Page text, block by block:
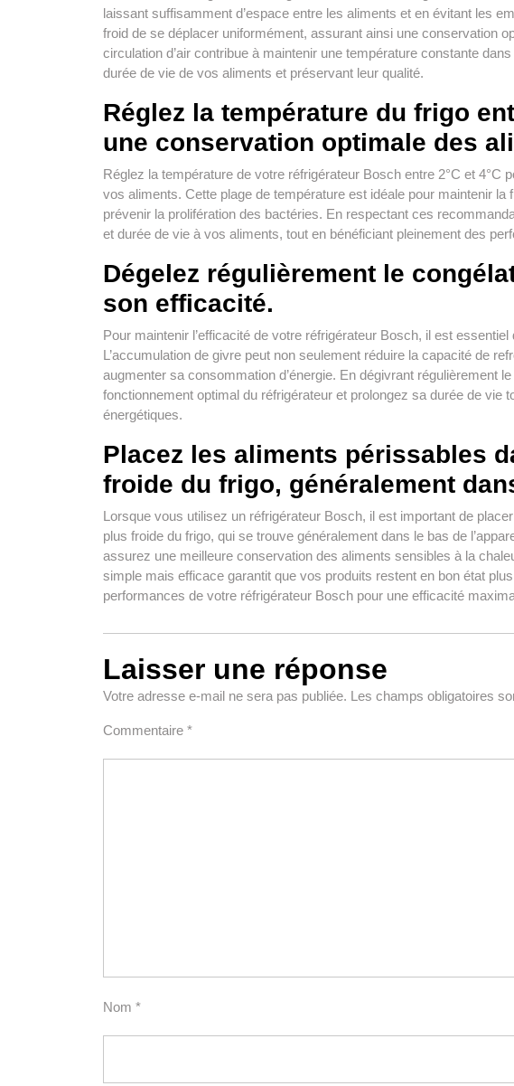
laissant suffisamment d’espace entre les aliments et en évitant les
froid de se déplacer uniformément, assurant ainsi une conservation
circulation d’air contribue à maintenir une température constante
durée de vie de vos aliments et préservant leur qualité.
Réglez la température du frigo
une conservation optimale des
Réglez la température de votre réfrigérateur Bosch entre 2°C et 4°C
vos aliments. Cette plage de température est idéale pour maintenir
prévenir la prolifération des bactéries. En respectant ces
et durée de vie à vos aliments, tout en bénéficiant pleinement des
Dégelez régulièrement le
son efficacité.
Pour maintenir l’efficacité de votre réfrigérateur Bosch, il est
L’accumulation de givre peut non seulement réduire la capacité de
augmenter sa consommation d’énergie. En dégivrant régulièrement
fonctionnement optimal du réfrigérateur et prolongez sa durée de vie
énergétiques.
Placez les aliments périssables
froide du frigo, généralement
Lorsque vous utilisez un réfrigérateur Bosch, il est important de
plus froide du frigo, qui se trouve généralement dans le bas de
assurez une meilleure conservation des aliments sensibles à la
simple mais efficace garantit que vos produits restent en bon état
performances de votre réfrigérateur Bosch pour une efficacité
Laisser une réponse
Votre adresse e-mail ne sera pas publiée. Les champs obligatoires
Commentaire *
Nom *